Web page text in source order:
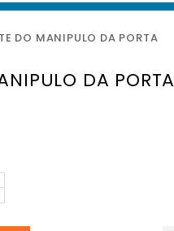
DO MANIPULO DA PORTA
DA PORTA